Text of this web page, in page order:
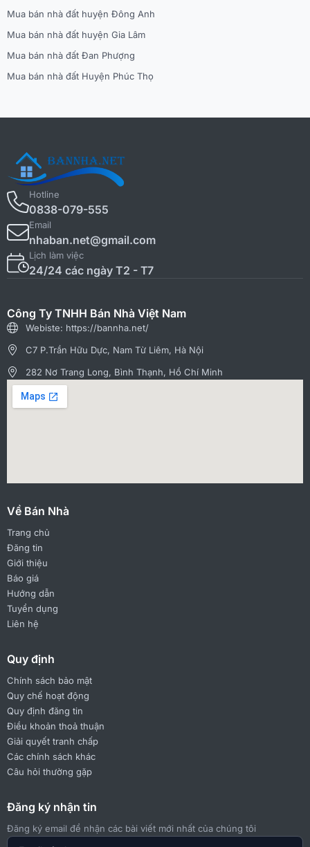
Mua bán nhà đất huyện Đông Anh
Mua bán nhà đất huyện Gia Lâm
Mua bán nhà đất Đan Phượng
Mua bán nhà đất Huyện Phúc Thọ
Hotline
0838-079-555
Email
nhaban.net@gmail.com
Lịch làm việc
24/24 các ngày T2 - T7
Công Ty TNHH Bán Nhà Việt Nam
Webiste: https://bannha.net/
C7 P.Trần Hữu Dực, Nam Từ Liêm, Hà Nội
282 Nơ Trang Long, Bình Thạnh, Hồ Chí Minh
Về Bán Nhà
Trang chủ
Đăng tin
Giới thiệu
Báo giá
Hướng dẫn
Tuyển dụng
Liên hệ
Quy định
Chính sách bảo mật
Quy chế hoạt động
Quy định đăng tin
Điều khoản thoả thuận
Giải quyết tranh chấp
Các chính sách khác
Câu hỏi thường gặp
Đăng ký nhận tin
Đăng ký email để nhận các bài viết mới nhất của chúng tôi